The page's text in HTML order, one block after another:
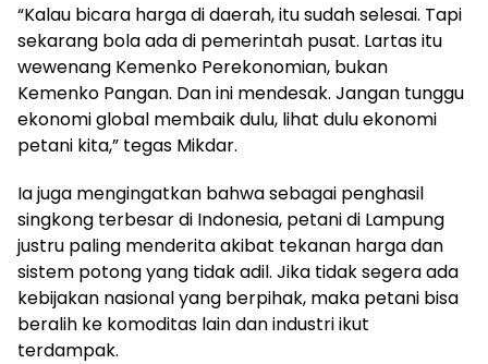
“Kalau bicara harga di daerah, itu sudah selesai. Tapi
sekarang bola ada di pemerintah pusat. Lartas itu
wewenang Kemenko Perekonomian, bukan
Kemenko Pangan. Dan ini mendesak. Jangan tunggu
ekonomi global membaik dulu, lihat dulu ekonomi
petani kita,” tegas Mikdar.
Ia juga mengingatkan bahwa sebagai penghasil
singkong terbesar di Indonesia, petani di Lampung
justru paling menderita akibat tekanan harga dan
sistem potong yang tidak adil. Jika tidak segera ada
kebijakan nasional yang berpihak, maka petani bisa
beralih ke komoditas lain dan industri ikut
terdampak.